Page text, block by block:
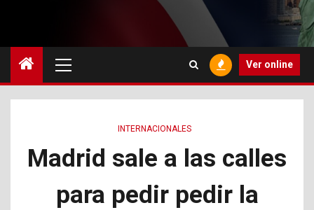
principal
Ver online
INTERNACIONALES
Madrid sale a las calles
para pedir pedir la